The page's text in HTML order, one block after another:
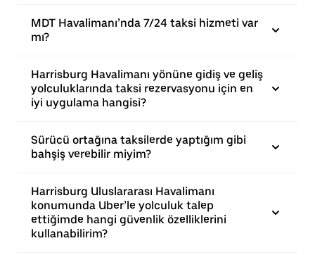
MDT Havalimanı’nda 7/24 taksi hizmeti var
mı?
Harrisburg Havalimanı yönüne gidiş ve geliş
yolculuklarında taksi rezervasyonu için en
iyi uygulama hangisi?
Sürücü ortağına taksilerde yaptığım gibi
bahşiş verebilir miyim?
Harrisburg Uluslararası Havalimanı
konumunda Uber’le yolculuk talep
ettiğimde hangi güvenlik özelliklerini
kullanabilirim?